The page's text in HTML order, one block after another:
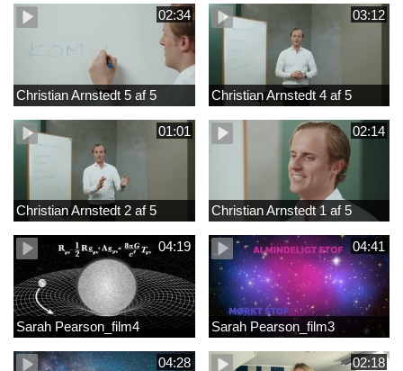
02:34
Christian Arnstedt 5 af 5
03:12
Christian Arnstedt 4 af 5
01:01
Christian Arnstedt 2 af 5
02:14
Christian Arnstedt 1 af 5
04:19
Sarah Pearson_film4
04:41
Sarah Pearson_film3
04:28 02:18